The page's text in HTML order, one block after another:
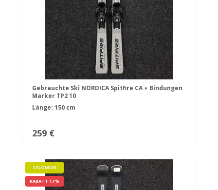
Gebrauchte Ski NORDICA Spitfire CA + Bindungen
Marker TP2 10
Länge: 150 cm
259 €
SALOMON
RABATT 17 %